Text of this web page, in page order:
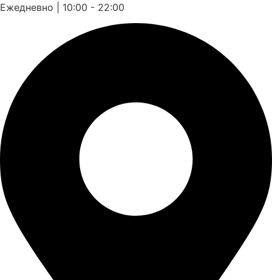
Ежедневно | 10:00 - 22:00